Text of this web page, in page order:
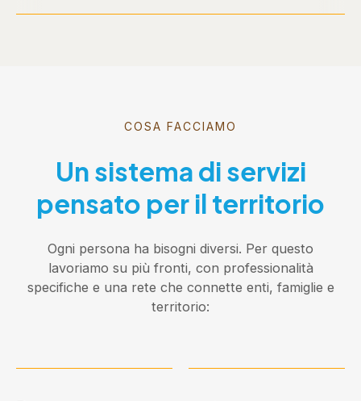
COSA FACCIAMO
Un sistema di servizi
pensato per il territorio
Ogni persona ha bisogni diversi. Per questo
lavoriamo su più fronti, con professionalità
specifiche e una rete che connette enti, famiglie e
territorio: